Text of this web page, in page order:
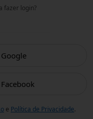
fazer login?
e Política de Privacidade.